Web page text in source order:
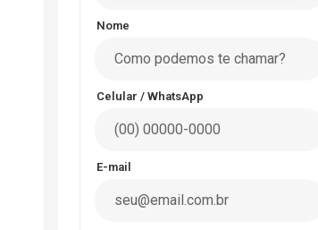
Nome
Celular / WhatsApp
E-mail